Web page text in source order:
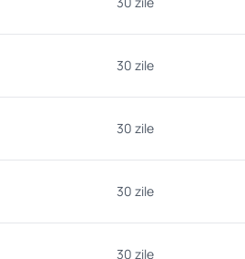
30 zile
30 zile
30 zile
30 zile